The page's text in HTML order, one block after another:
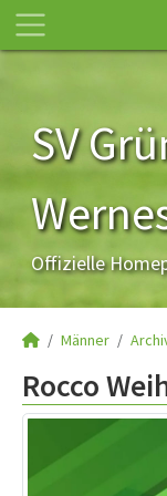
SV
Offizielle
Männer
Rocco